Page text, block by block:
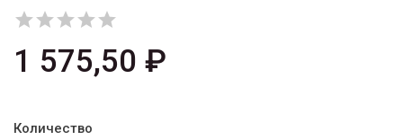

1 575,50 ₽
Количество